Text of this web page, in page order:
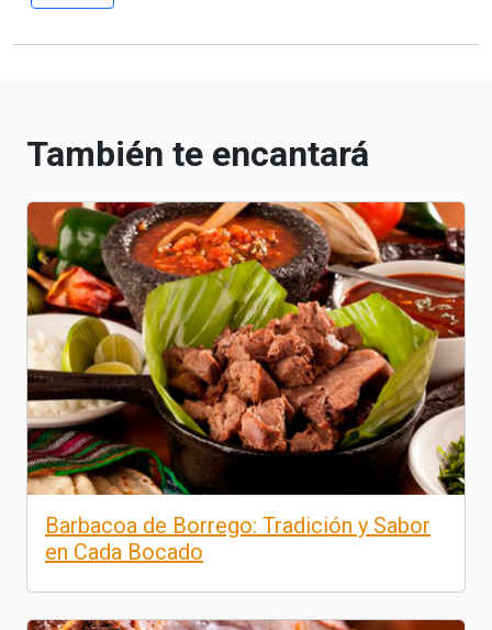
También te encantará
Barbacoa de Borrego: Tradición y Sabor
en Cada Bocado